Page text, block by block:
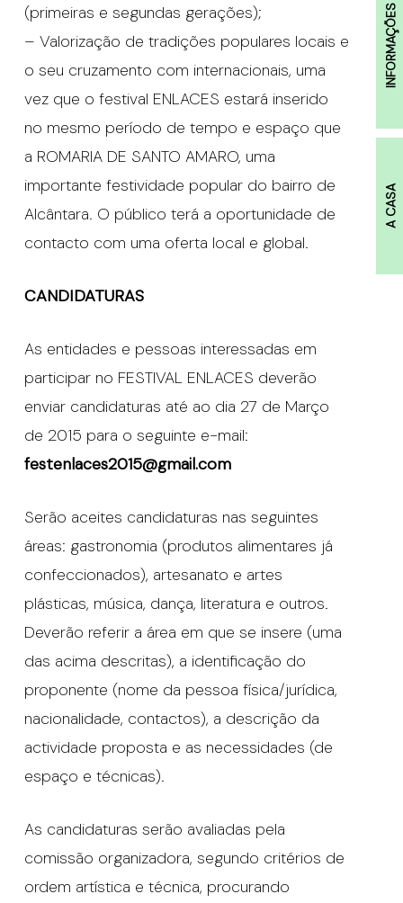
INFORMAÇÕES
A CASA
(primeiras e segundas gerações);
– Valorização de tradições populares locais e
o seu cruzamento com internacionais, uma
vez que o festival ENLACES estará inserido
no mesmo período de tempo e espaço que
a ROMARIA DE SANTO AMARO, uma
importante festividade popular do bairro de
Alcântara. O público terá a oportunidade de
contacto com uma oferta local e global.
CANDIDATURAS
As entidades e pessoas interessadas em
participar no FESTIVAL ENLACES deverão
enviar candidaturas até ao dia 27 de Março
de 2015 para o seguinte e-mail:
festenlaces2015@gmail.com
Serão aceites candidaturas nas seguintes
áreas: gastronomia (produtos alimentares já
confeccionados), artesanato e artes
plásticas, música, dança, literatura e outros.
Deverão referir a área em que se insere (uma
das acima descritas), a identificação do
proponente (nome da pessoa física/jurídica,
nacionalidade, contactos), a descrição da
actividade proposta e as necessidades (de
espaço e técnicas).
As candidaturas serão avaliadas pela
comissão organizadora, segundo critérios de
ordem artística e técnica, procurando